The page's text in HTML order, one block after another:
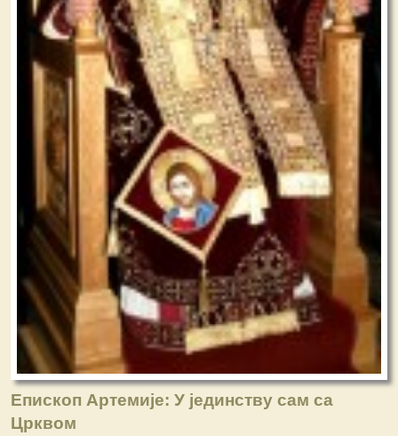
Епископ Артемије: У јединству сам са
Црквом